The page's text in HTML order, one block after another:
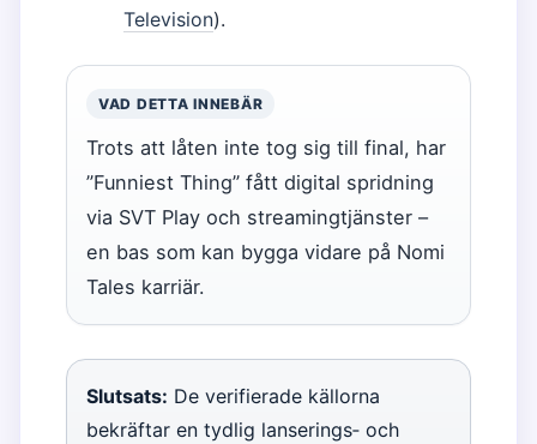
Television).
VAD DETTA INNEBÄR
Trots att låten inte tog sig till final, har
”Funniest Thing” fått digital spridning
via SVT Play och streamingtjänster –
en bas som kan bygga vidare på Nomi
Tales karriär.
Slutsats: De verifierade källorna
bekräftar en tydlig lanserings‑ och